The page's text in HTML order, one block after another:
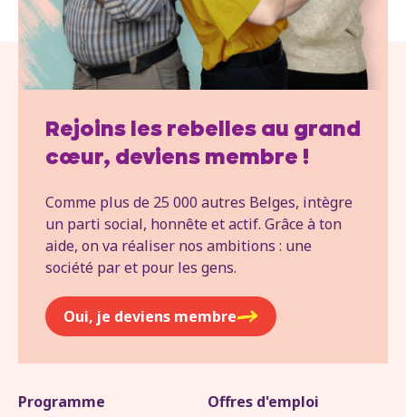
Rejoins les rebelles au grand
cœur, deviens membre !
Comme plus de 25 000 autres Belges, intègre
un parti social, honnête et actif. Grâce à ton
aide, on va réaliser nos ambitions : une
société par et pour les gens.
Oui, je deviens membre
Programme Offres d'emploi